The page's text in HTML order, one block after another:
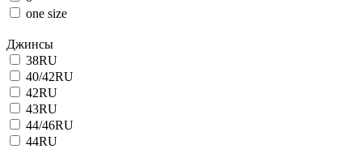
one size
Джинсы
38RU
40/42RU
42RU
43RU
44/46RU
44RU